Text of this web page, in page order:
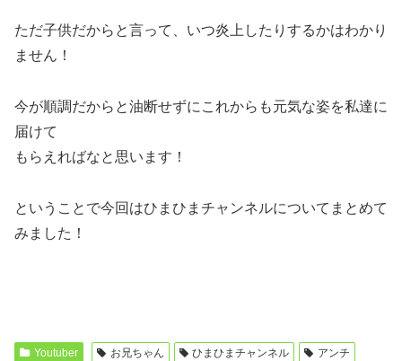
ただ子供だからと言って、いつ炎上したりするかはわかり
ません！
今が順調だからと油断せずにこれからも元気な姿を私達に
届けて
もらえればなと思います！
ということで今回はひまひまチャンネルについてまとめて
みました！
Youtuber お兄ちゃん ひまひまチャンネル
アンチ